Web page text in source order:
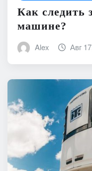
Как следить
машине?
Alex Авг